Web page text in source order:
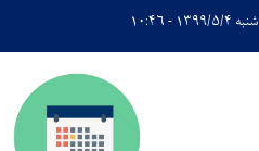
شنبه ۱۳۹۹/۵/۴ - ۱۰:۴۶